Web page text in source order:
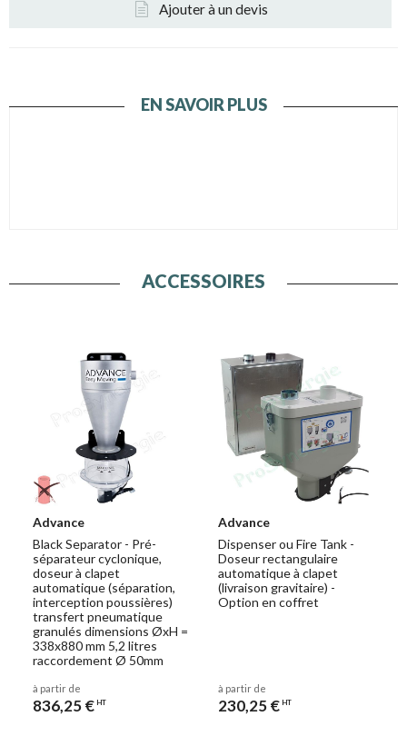
Ajouter à un devis
EN SAVOIR PLUS
ACCESSOIRES
Advance
Black Separator - Pré-
séparateur cyclonique,
doseur à clapet
automatique (séparation,
interception poussières)
transfert pneumatique
granulés dimensions ØxH =
338x880 mm 5,2 litres
raccordement Ø 50mm
à partir de
836,25 € HT
Advance
Dispenser ou Fire Tank -
Doseur rectangulaire
automatique à clapet
(livraison gravitaire) -
Option en coffret
à partir de
230,25 € HT